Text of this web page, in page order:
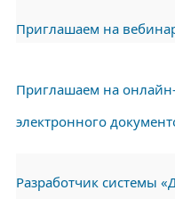
Приглашаем на
Приглашаем на
электронного
Разработчик системы